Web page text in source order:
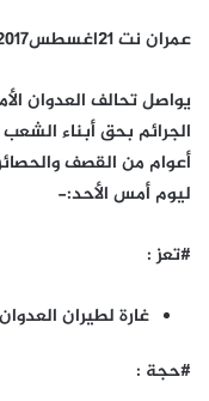
عمران نت 21اغسطس2017
يواصل تحالف العدوان
الجرائم بحق أبناء
أعوام من القصف
ليوم أمس الأحد:-
#تعز :
غارة لطيران
#حجة :